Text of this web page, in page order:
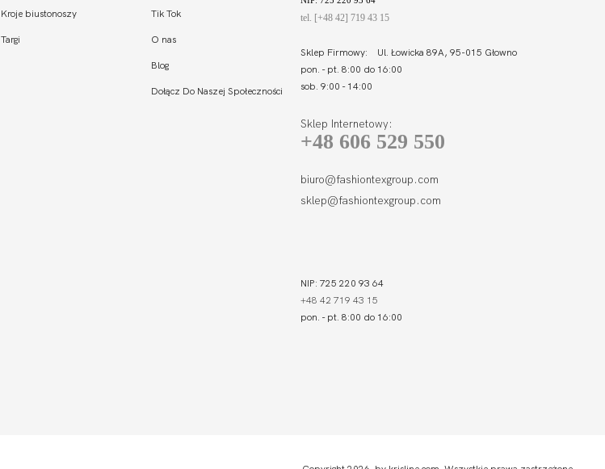
Kroje biustonoszy
Targi
Tik Tok
O nas
Blog
Dołącz Do Naszej Społeczności
tel. [+48 42] 719 43 15
Sklep Firmowy: Ul. Łowicka 89A, 95-015 Głowno
pon. - pt. 8:00 do 16:00
sob. 9:00 - 14:00
Sklep Internetowy:
+48 606 529 550
biuro@fashiontexgroup.com
sklep@fashiontexgroup.com
NIP: 725 220 93 64
+48 42 719 43 15
pon. - pt. 8:00 do 16:00